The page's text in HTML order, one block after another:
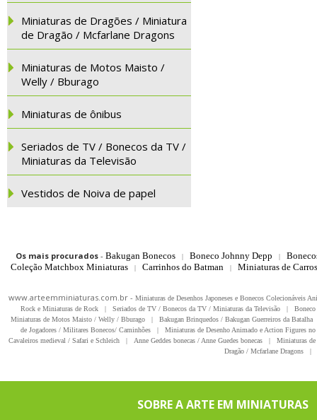
Miniaturas de Dragões / Miniatura
de Dragão / Mcfarlane Dragons
Miniaturas de Motos Maisto /
Welly / Bburago
Miniaturas de ônibus
Seriados de TV / Bonecos da TV /
Miniaturas da Televisão
Vestidos de Noiva de papel
Os mais procurados- Bakugan Bonecos | Boneco Johnny Depp |
Coleção Matchbox Miniaturas
| Carrinhos do Batman | Miniaturas de
www.arteemminiaturas.com.br - Miniaturas de Desenhos Japoneses e Bonecos Colecionáveis
Rock e Miniaturas de Rock
| Seriados de TV / Bonecos da TV / Miniaturas da Televisão |
Miniaturas de Motos Maisto / Welly / Bburago
| Bakugan Brinquedos / Bakugan Guerreiros da Batalha
de Jogadores / Militares Bonecos/ Caminhões
|
Miniaturas de Desenho Animado e Action Figures
Cavaleiros medieval / Safari e Schleich
| Anne Geddes bonecas / Anne Guedes bonecas |
Miniaturas
Dragão / Mcfarlane Dragons
|
SOBRE A ARTE EM MINIATURAS